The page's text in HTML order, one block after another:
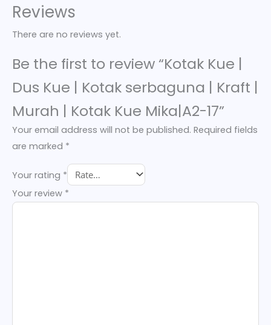
Reviews
There are no reviews yet.
Be the first to review “Kotak Kue |
Dus Kue | Kotak serbaguna | Kraft |
Murah | Kotak Kue Mika|A2-17”
Your email address will not be published. Required fields
are marked *
Your rating *
Your review *